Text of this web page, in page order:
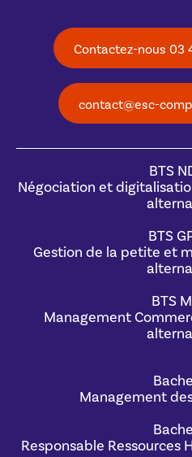
Contactez-nous 03
contact@esc-
BTS
Négociation et
BTS
Gestion de la petite et
BTS
Management
Management
Responsable Ressources